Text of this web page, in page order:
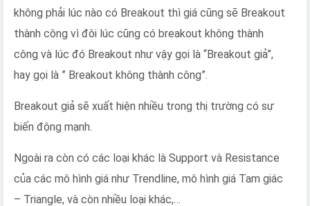
không phải lúc nào có Breakout thì giá cũng sẽ Breakout
thành công vì đôi lúc cũng có breakout không thành
công và lúc đó Breakout như vậy gọi là “Breakout giả”,
hay gọi là ” Breakout không thành công”.
Breakout giả sẽ xuất hiện nhiều trong thị trường có sự
biến động mạnh.
Ngoài ra còn có các loại khác là Support và Resistance
của các mô hình giá như Trendline, mô hình giá Tam giác
– Triangle, và còn nhiều loại khác,…